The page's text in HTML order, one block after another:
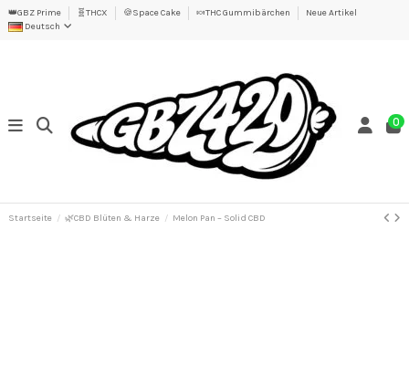
👑GBZ Prime 🧬THCX 🍪Space Cake 🍬THC Gummibärchen
Neue Artikel
Deutsch
0
Startseite 🌿CBD Blüten & Harze Melon Pan – Solid CBD